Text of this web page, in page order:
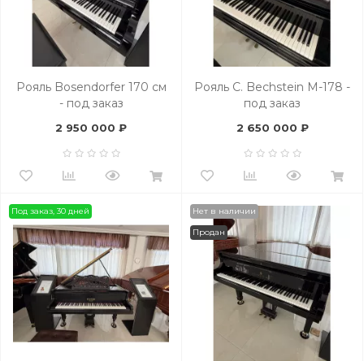
Рояль Bosendorfer 170 см
- под заказ
2 950 000 ₽
Рояль C. Bechstein M-178 -
под заказ
2 650 000 ₽
Под заказ, 30 дней
Нет в наличии
Продан